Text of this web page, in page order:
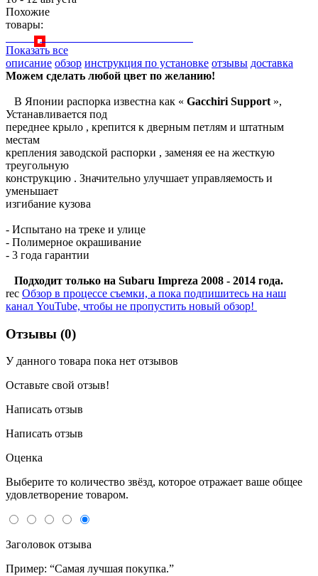
Похожие
товары:
Показать все
описание обзор инструкция по установке отзывы доставка
Можем сделать любой цвет по желанию!
В Японии распорка известна как « Gacchiri Support »,
Устанавливается под
переднее крыло , крепится к дверным петлям и штатным
местам
крепления заводской распорки , заменяя ее на жесткую
треугольную
конструкцию . Значительно улучшает управляемость и
уменьшает
изгибание кузова
- Испытано на треке и улице
- Полимерное окрашивание
- 3 года гарантии
Подходит только на Subaru Impreza 2008 - 2014 года.
rec Обзор в процессе съемки, а пока подпишитесь на наш
канал YouTube, чтобы не пропустить новый обзор!
Отзывы (0)
У данного товара пока нет отзывов
Оставьте свой отзыв!
Написать отзыв
Написать отзыв
Оценка
Выберите то количество звёзд, которое отражает ваше общее
удовлетворение товаром.
Заголовок отзыва
Пример: “Самая лучшая покупка.”